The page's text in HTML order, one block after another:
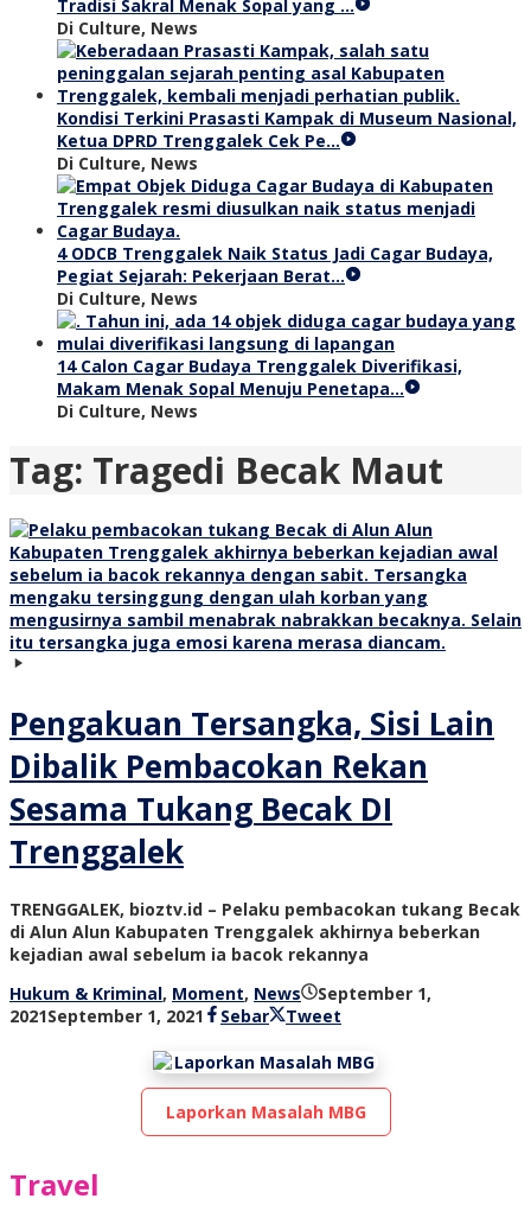
Tradisi Sakral Menak Sopal yang …
Di Culture, News
Kondisi Terkini Prasasti Kampak di Museum Nasional,
Ketua DPRD Trenggalek Cek Pe…
Di Culture, News
4 ODCB Trenggalek Naik Status Jadi Cagar Budaya,
Pegiat Sejarah: Pekerjaan Berat…
Di Culture, News
14 Calon Cagar Budaya Trenggalek Diverifikasi,
Makam Menak Sopal Menuju Penetapa…
Di Culture, News
Tag: Tragedi Becak Maut
Pengakuan Tersangka, Sisi Lain
Dibalik Pembacokan Rekan
Sesama Tukang Becak DI
Trenggalek
TRENGGALEK, bioztv.id – Pelaku pembacokan tukang Becak
di Alun Alun Kabupaten Trenggalek akhirnya beberkan
kejadian awal sebelum ia bacok rekannya
Hukum & Kriminal, Moment, News
September 1,
2021September 1, 2021 oleh
tv
Sebar Tweet
Laporkan Masalah MBG
Travel